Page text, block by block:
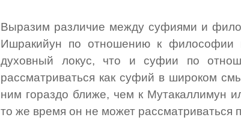
Выразим различие между суфиями и
Ишракийун по отношению к философии
духовный локус, что и суфии по
рассматриваться как суфий в широком
ним гораздо ближе, чем к Мутакаллимун
то же время он не может рассматриваться